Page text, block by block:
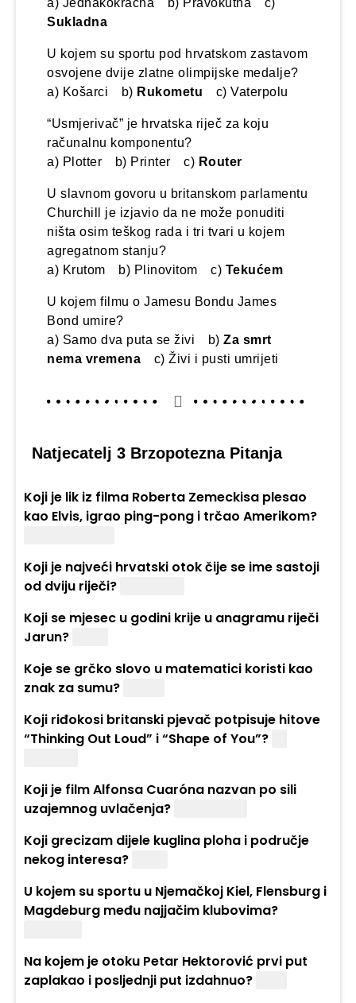
Sukladna
U kojem su sportu pod hrvatskom zastavom
osvojene dvije zlatne olimpijske medalje?
a) Košarci b) Rukometu c) Vaterpolu
“Usmjerivač” je hrvatska riječ za koju
računalnu komponentu?
a) Plotter b) Printer c) Router
U slavnom govoru u britanskom parlamentu
Churchill je izjavio da ne može ponuditi
ništa osim teškog rada i tri tvari u kojem
agregatnom stanju?
a) Krutom b) Plinovitom c) Tekućem
U kojem filmu o Jamesu Bondu James
Bond umire?
a) Samo dva puta se živi b)Za smrt
nema vremena c) Živi i pusti umrijeti
Natjecatelj 3 Brzopotezna Pitanja
Koji je lik iz filma Roberta Zemeckisa plesao
kao Elvis, igrao ping-pong i trčao Amerikom?
Koji je najveći hrvatski otok čije se ime sastoji
od dviju riječi?
Koji se mjesec u godini krije u anagramu riječi
Jarun?
Koje se grčko slovo u matematici koristi kao
znak za sumu?
Koji riđokosi britanski pjevač potpisuje hitove
“Thinking Out Loud” i “Shape of You”?
Koji je film Alfonsa Cuaróna nazvan po sili
uzajemnog uvlačenja?
Koji grecizam dijele kuglina ploha i područje
nekog interesa?
U kojem su sportu u Njemačkoj Kiel, Flensburg i
Magdeburg među najjačim klubovima?
Na kojem je otoku Petar Hektorović prvi put
zaplakao i posljednji put izdahnuo?